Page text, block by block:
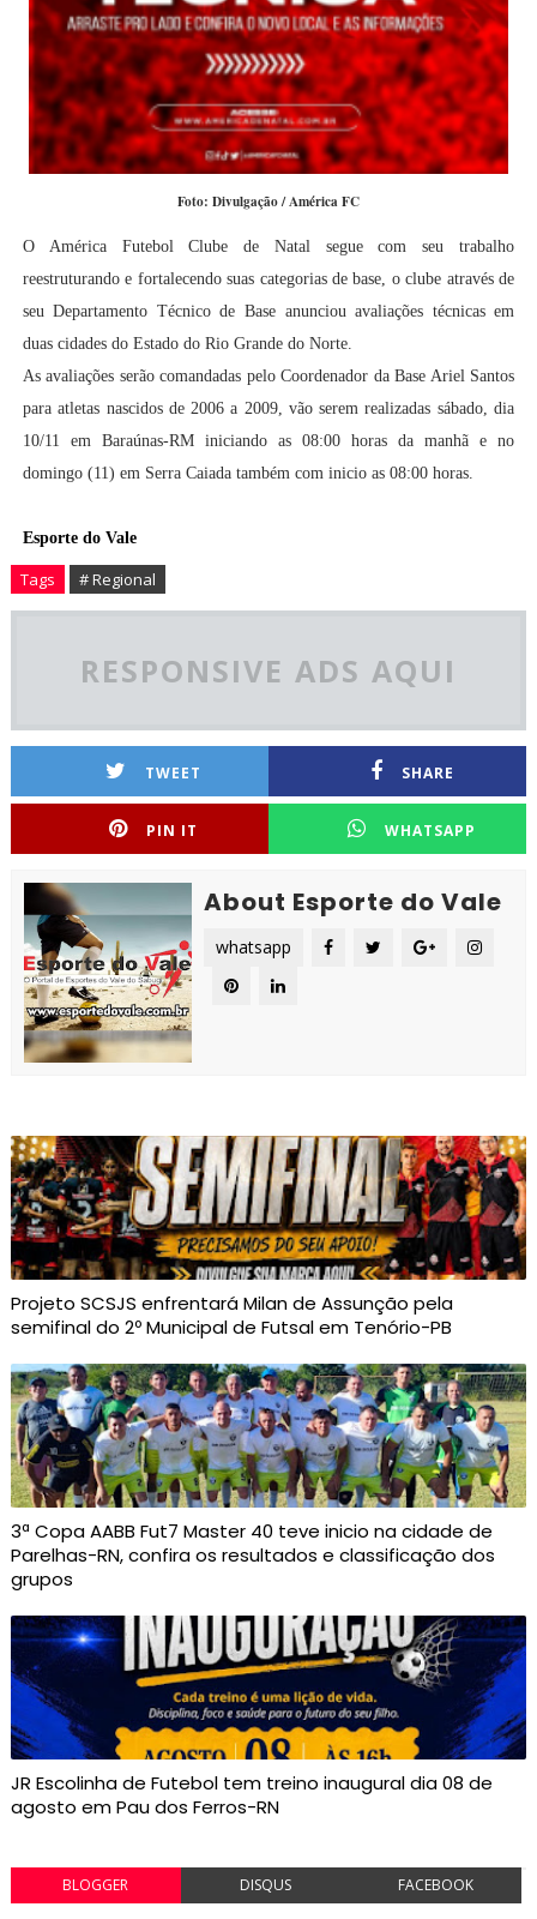
Foto: Divulgação / América FC
O América Futebol Clube de Natal segue com seu trabalho
reestruturando e fortalecendo suas categorias de base, o clube através de
seu Departamento Técnico de Base anunciou avaliações técnicas em
duas cidades do Estado do Rio Grande do Norte.
As avaliações serão comandadas pelo Coordenador da Base Ariel Santos
para atletas nascidos de 2006 a 2009, vão serem realizadas sábado, dia
10/11 em Baraúnas-RM iniciando as 08:00 horas da manhã e no
domingo (11) em Serra Caiada também com inicio as 08:00 horas.
Esporte do Vale
Tags # Regional
RESPONSIVE ADS AQUI
TWEET SHARE
PIN IT WHATSAPP
About Esporte do Vale
whatsapp
Projeto SCSJS enfrentará Milan de Assunção pela
semifinal do 2º Municipal de Futsal em Tenório-PB
3ª Copa AABB Fut7 Master 40 teve inicio na cidade de
Parelhas-RN, confira os resultados e classificação dos
grupos
JR Escolinha de Futebol tem treino inaugural dia 08 de
agosto em Pau dos Ferros-RN
BLOGGER DISQUS FACEBOOK